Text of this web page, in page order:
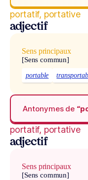
portatif, portative
adjectif
Sens principaux
[Sens commun]
portable
Antonymes de
portatif, portative
adjectif
Sens principaux
[Sens commun]